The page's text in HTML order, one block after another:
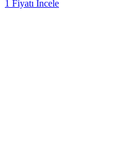
1 Fiyatı İncele